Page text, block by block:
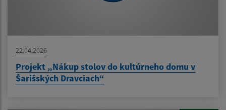
22.04.2026
Projekt „Nákup stolov do kultúrneho domu v
Šarišských Dravciach“